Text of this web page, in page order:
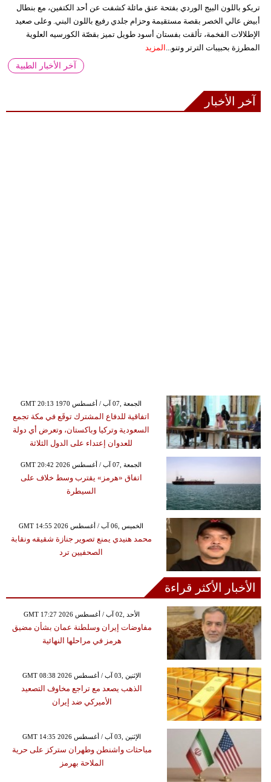
تريكو باللون البيج الوردي بفتحة عنق مائلة كشفت عن أحد الكتفين، مع بنطال
أبيض عالي الخصر بقصة مستقيمة وحزام جلدي رفيع باللون البني. وعلى صعيد
الإطلالات الفخمة، تألقت بفستان أسود طويل تميز بقصّة الكورسيه العلوية
المطرزة بحبيبات الترتر وتنو... المزيد
آخر الأخبار الطبية
آخر الأخبار
GMT 20:13 1970 الجمعة ,07 آب / أغسطس
اتفاقية للدفاع المشترك توقَع في مكة تجمع
السعودية وتركيا وباكستان، وتعرض أي دولة
للعدوان إعتداء على الدول الثلاثة
GMT 20:42 2026 الجمعة ,07 آب / أغسطس
اتفاق «هرمز» يقترب وسط خلاف على
السيطرة
GMT 14:55 2026 الخميس ,06 آب / أغسطس
محمد هنيدي يمنع تصوير جنازة شقيقه ونقابة
الصحفيين ترد
الأخبار الأكثر قراءة
GMT 17:27 2026 الأحد ,02 آب / أغسطس
مفاوضات إيران وسلطنة عمان بشأن مضيق
هرمز في مراحلها النهائية
GMT 08:38 2026 الإثنين ,03 آب / أغسطس
الذهب يصعد مع تراجع مخاوف التصعيد
الأميركي ضد إيران
GMT 14:35 2026 الإثنين ,03 آب / أغسطس
مباحثات واشنطن وطهران ستركز على حرية
الملاحة بهرمز